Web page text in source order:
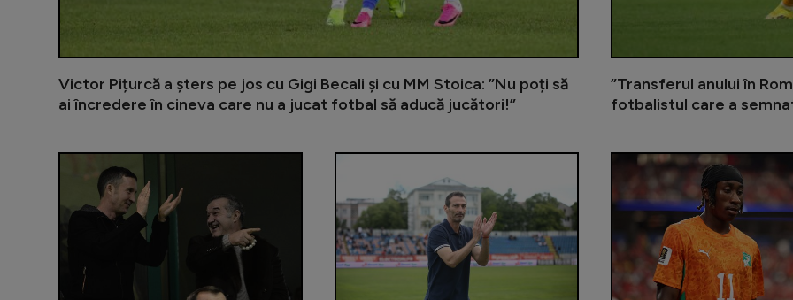
Victor Pițurcă a șters pe jos cu Gigi Becali și cu MM Stoica: ”Nu poți să
ai încredere în cineva care nu a jucat fotbal să aducă jucători!”
”Transferul anului în
fotbalistul care a
Gigi Becali încă îl așteaptă pe